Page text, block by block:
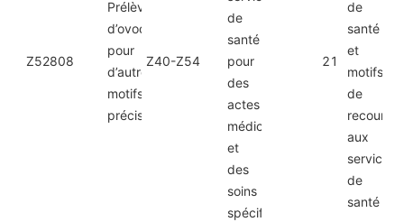
Z52808
Prélèvement
d’ovocytes
pour
d’autres
motifs
précisés
Z40-Z54
de
santé
pour
des
actes
médicaux
et
des
soins
spécifiques
21
de
santé
et
motifs
de
recours
aux
services
de
santé